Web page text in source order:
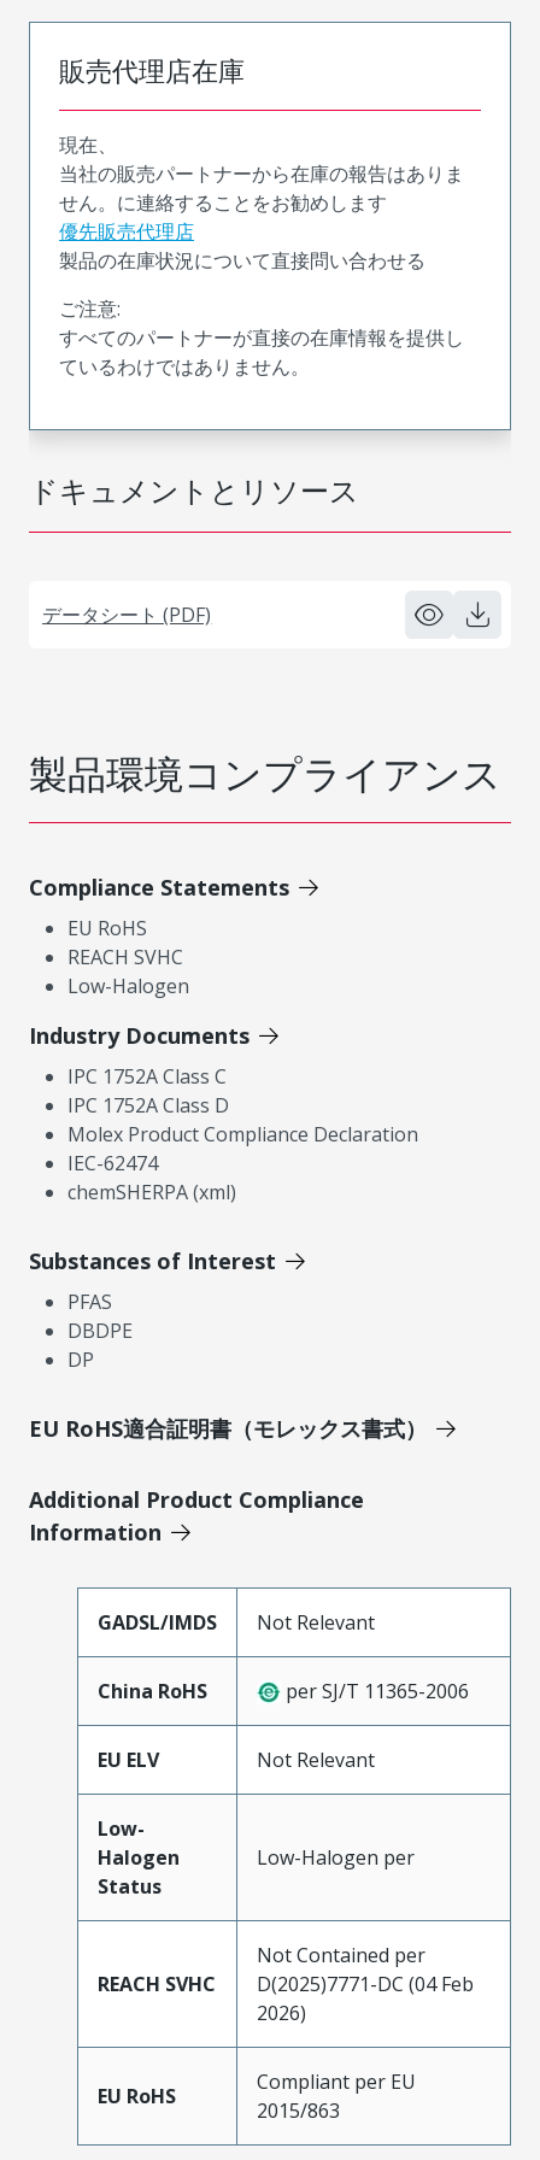
ドキュメントとリソース
データシート (PDF)
販売代理店在庫
現在、
当社の販売パートナーから在庫の報告はありま
せん。に連絡することをお勧めします
優先販売代理店
製品の在庫状況について直接問い合わせる
ご注意:
すべてのパートナーが直接の在庫情報を提供し
ているわけではありません。
製品環境コンプライアンス
Compliance Statements
EU RoHS
REACH SVHC
Low-Halogen
Industry Documents
IPC 1752A Class C
IPC 1752A Class D
Molex Product Compliance Declaration
IEC-62474
chemSHERPA (xml)
Substances of Interest
PFAS
DBDPE
DP
EU RoHS適合証明書（モレックス書式）
Additional Product Compliance
Information
GADSL/IMDS Not Relevant
China RoHS per SJ/T 11365-2006
EU ELV Not Relevant
Low-
Halogen
Status
Low-Halogen per
REACH SVHC
Not Contained per
D(2025)7771-DC (04 Feb
2026)
EU RoHS
Compliant per EU
2015/863